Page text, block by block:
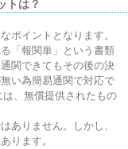
トは？
ポイントとなります。
「報関単」という書類
関できてもその後の決
い為簡易通関で対応で
、無償提供されたもの
ありません。しかし、
ります。